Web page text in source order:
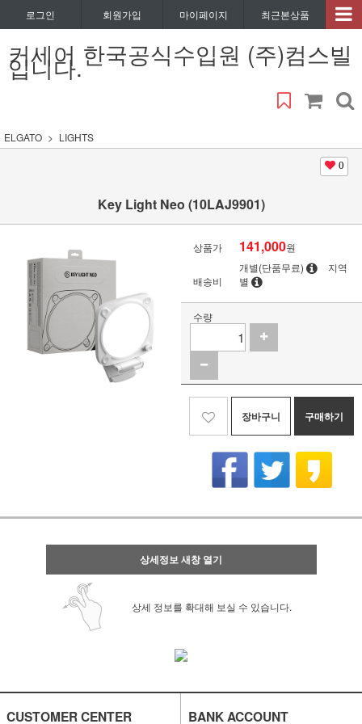
로그인 회원가입 마이페이지 최근본상품
커세어 한국공식수입원 (주)컴스빌
입니다.
ELGATO LIGHTS
0
Key Light Neo (10LAJ9901)
상품가 141,000원
배송비
개별(단품무료)
지역
별
수량
장바구니 구매하기
상세정보 새창 열기
상세 정보를 확대해 보실 수 있습니다.
CUSTOMER CENTER BANK ACCOUNT